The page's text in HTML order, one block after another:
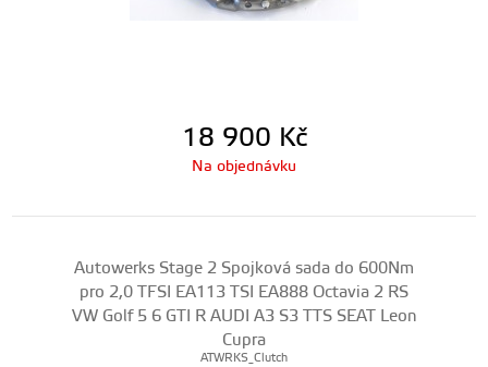
18 900 Kč
Na objednávku
Autowerks Stage 2 Spojková sada do 600Nm
pro 2,0 TFSI EA113 TSI EA888 Octavia 2 RS
VW Golf 5 6 GTI R AUDI A3 S3 TTS SEAT Leon
Cupra
ATWRKS_Clutch